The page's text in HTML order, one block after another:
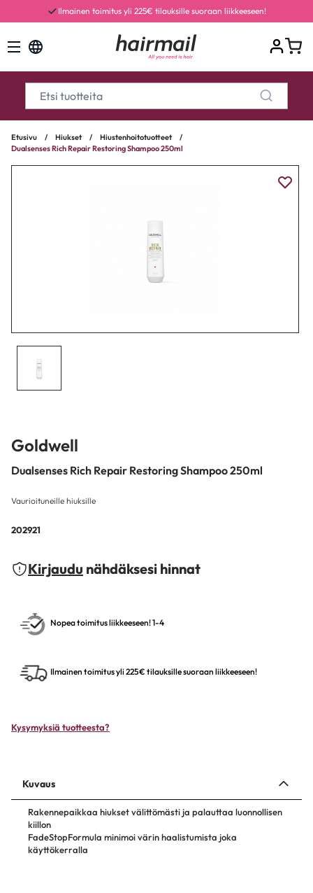
Ilmainen toimitus yli 225€ tilauksille suoraan liikkeeseen!
Etusivu / Hiukset / Hiustenhoitotuotteet
/
Dualsenses Rich Repair Restoring Shampoo 250ml
Goldwell
Dualsenses Rich Repair Restoring Shampoo 250ml
Vaurioituneille hiuksille
202921
Kirjaudu nähdäksesi hinnat
Nopea toimitus liikkeeseen! 1-4
Ilmainen toimitus yli 225€ tilauksille suoraan liikkeeseen!
Kysymyksiä tuotteesta?
Kuvaus
Rakennepaikkaa hiukset välittömästi ja palauttaa luonnollisen
kiillon
FadeStopFormula minimoi värin haalistumista joka
käyttökerralla